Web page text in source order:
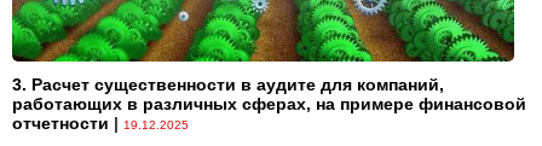
3. Расчет существенности в аудите для компаний,
работающих в различных сферах, на примере финансовой
отчетности | 19.12.2025